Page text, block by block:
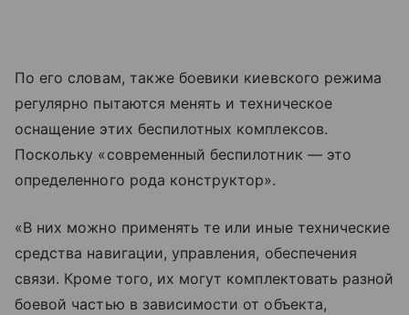
По его словам, также боевики киевского режима
регулярно пытаются менять и техническое
оснащение этих беспилотных комплексов.
Поскольку «современный беспилотник — это
определенного рода конструктор».
«В них можно применять те или иные технические
средства навигации, управления, обеспечения
связи. Кроме того, их могут комплектовать разной
боевой частью в зависимости от объекта,